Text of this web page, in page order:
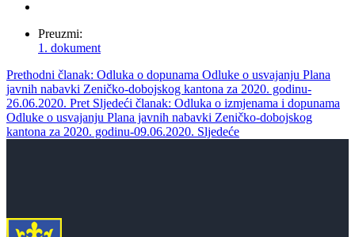
Preuzmi:
1. dokument
Prethodni članak: Odluka o dopunama Odluke o usvajanju Plana
javnih nabavki Zeničko-dobojskog kantona za 2020. godinu-
26.06.2020. Pret Sljedeći članak: Odluka o izmjenama i dopunama
Odluke o usvajanju Plana javnih nabavki Zeničko-dobojskog
kantona za 2020. godinu-09.06.2020. Sljedeće